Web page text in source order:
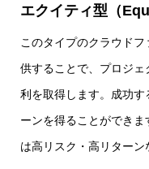
エクイティ型（
このタイプのクラウド
供することで、プロジ
利を取得します。成功
ーンを得ることができ
は高リスク・高リターン